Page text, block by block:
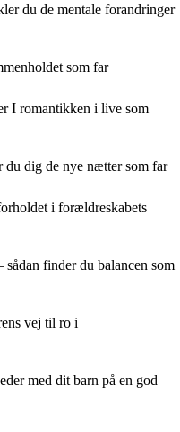
du de mentale forandringer
som far
I romantikken i live som
du dig de nye nætter som far
i forældreskabets
finder du balancen som
vej til ro i
med dit barn på en god